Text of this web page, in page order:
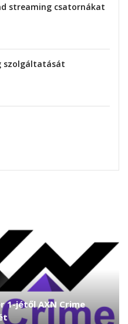
streaming csatornákat
szolgáltatását
1-jétől AXN Crime